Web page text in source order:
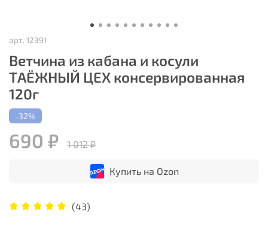
арт. 12391
Ветчина из кабана и косули
ТАЁЖНЫЙ ЦЕХ консервированная
120г
(43)
-32%
690 ₽ 1 012 ₽
Купить на Ozon